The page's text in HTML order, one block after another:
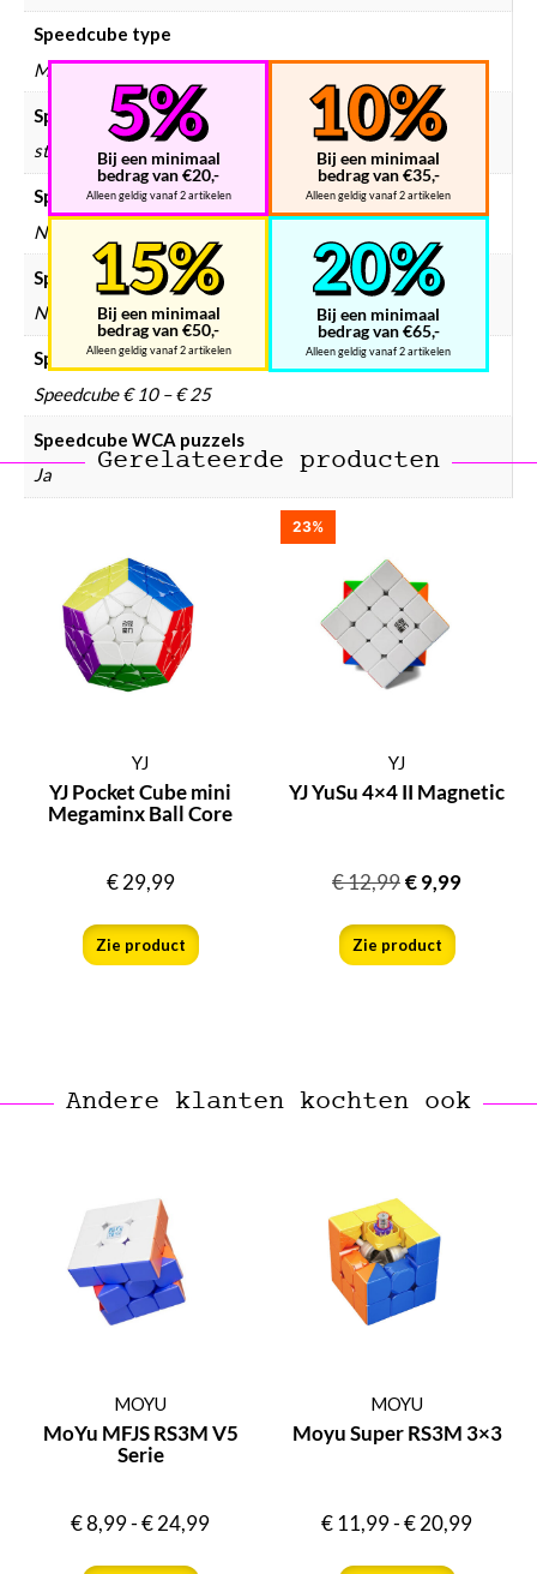
Speedcube type
Megaminx
Speedcube kleur
stickerless
Speedcube bundels
Nee
Speedcube magneten
Normaal
Speedcube prijsklasse
Speedcube € 10 – € 25
Speedcube WCA puzzels
Ja
Bij een minimaal
bedrag van €20,-
Alleen geldig vanaf 2 artikelen
Bij een minimaal
bedrag van €35,-
Alleen geldig vanaf 2 artikelen
Bij een minimaal
bedrag van €50,-
Alleen geldig vanaf 2 artikelen
Bij een minimaal
bedrag van €65,-
Alleen geldig vanaf 2 artikelen
Gerelateerde producten
YJ
YJ Pocket Cube mini
Megaminx Ball Core
€29,99
Zie product
23%
YJ
YJ YuSu 4×4 II Magnetic
€12,99€9,99
Zie product
Andere klanten kochten ook
MOYU
MoYu MFJS RS3M V5
Serie
€8,99-€24,99
MOYU
Moyu Super RS3M 3×3
€11,99-€20,99